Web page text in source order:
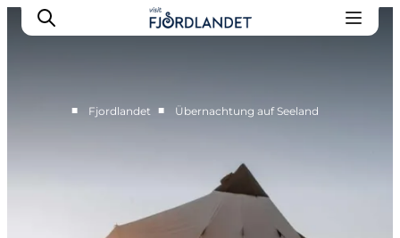
Reiseführer & Inspiration
Unterkünfte
■ Fjordlandet ■ Übernachtung auf Seeland